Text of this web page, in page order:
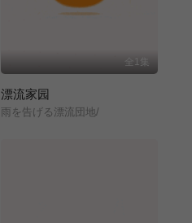
全1集
漂流家园
雨を告げる漂流団地/